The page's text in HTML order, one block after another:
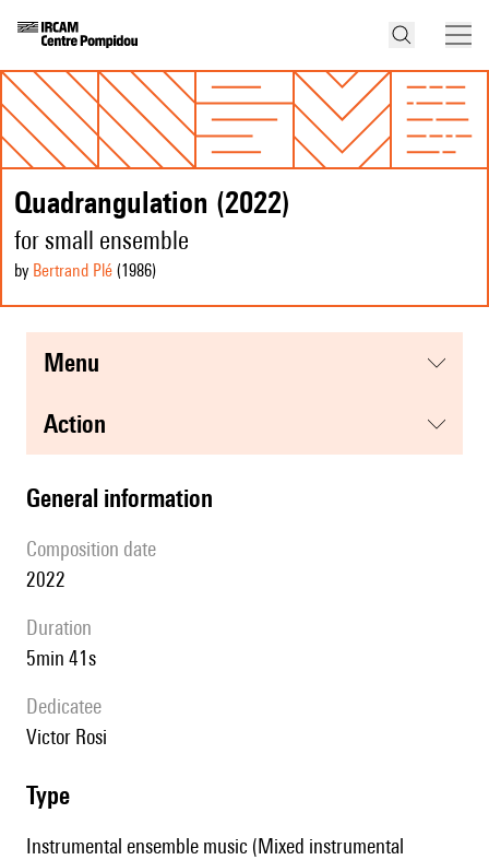
Quadrangulation (2022)
for small ensemble
by Bertrand Plé (1986)
menu
action
general information
composition date
2022
duration
5min 41s
Dedicatee
Victor Rosi
type
Instrumental ensemble music (Mixed instrumental